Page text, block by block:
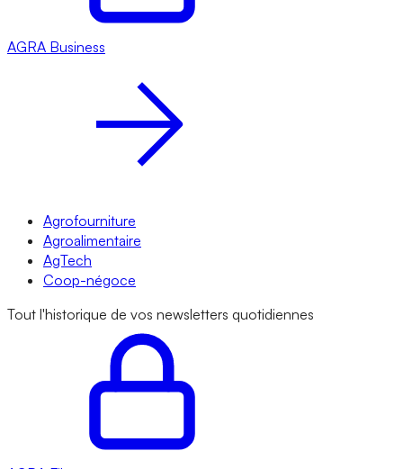
AGRA Business
Agrofourniture
Agroalimentaire
AgTech
Coop-négoce
Tout l'historique de vos newsletters quotidiennes